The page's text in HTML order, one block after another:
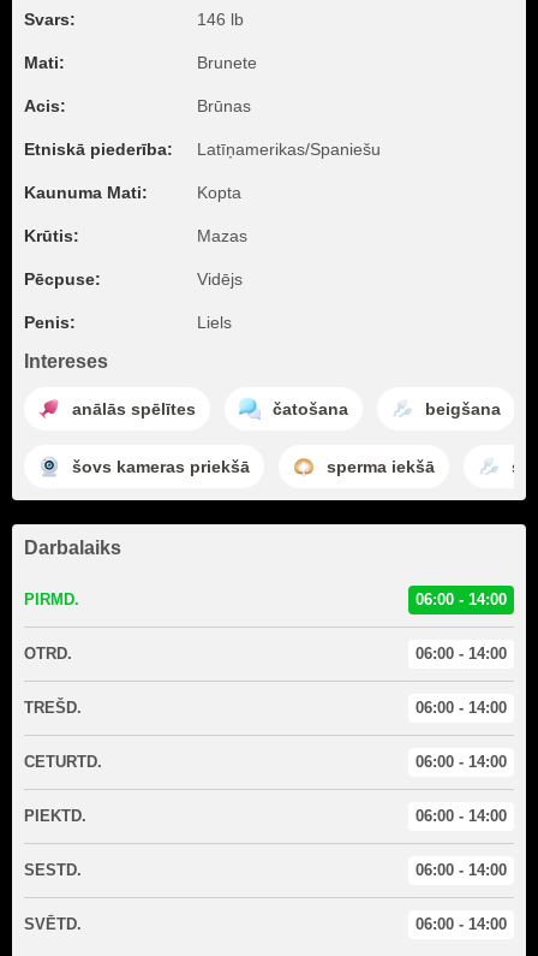
Svars: 146 lb
Mati: Brunete
Acis: Brūnas
Etniskā piederība: Latīņamerikas/Spaniešu
Kaunuma Mati: Kopta
Krūtis: Mazas
Pēcpuse: Vidējs
Penis: Liels
Intereses
anālās spēlītes čatošana beigšana
šovs kameras priekšā sperma iekšā
Darbalaiks
PIRMD. 06:00 - 14:00
OTRD. 06:00 - 14:00
TREŠD. 06:00 - 14:00
CETURTD. 06:00 - 14:00
PIEKTD. 06:00 - 14:00
SESTD. 06:00 - 14:00
SVĒTD. 06:00 - 14:00